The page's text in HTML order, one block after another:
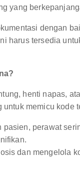
yang
dengan
harus tersedia
henti napas,
memicu kode
perawat
dan mengelola